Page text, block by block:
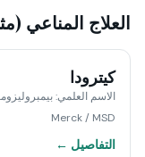
العلاج المناعي
كيترودا
الاسم العلمي:
Merck / MSD
التفاصيل ←